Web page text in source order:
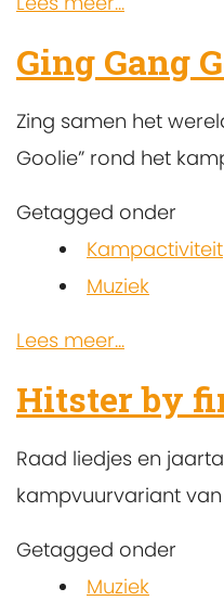
Ging Gang
Zing samen het
Goolie” rond het
Getagged onder
Kampactiviteit
Muziek
Lees meer...
Hitster by
Raad liedjes en
kampvuurvariant van
Getagged onder
Muziek